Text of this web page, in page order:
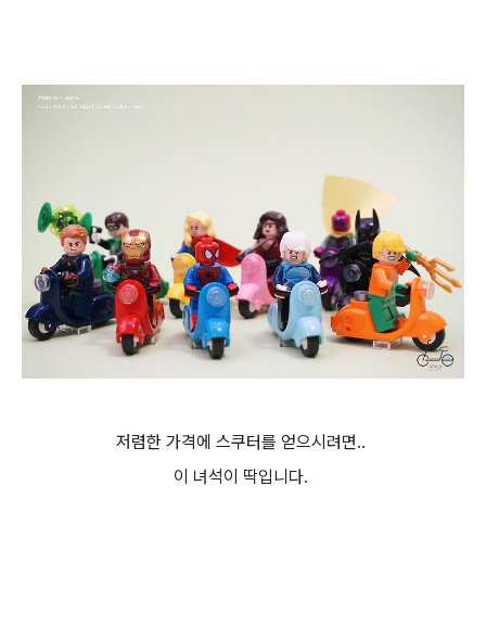
저렴한 가격에 스쿠터를 얻으시려면..
이 녀석이 딱입니다.